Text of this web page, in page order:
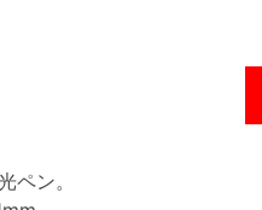
ペン。